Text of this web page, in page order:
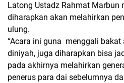
Latong Ustadz Rahmat Marbun
diharapkan akan melahirkan
ulung.
“Acara ini guna menggali bakat
diniyah, juga diharapkan bisa
pada akhirnya melahirkan
penerus para dai sebelumnya